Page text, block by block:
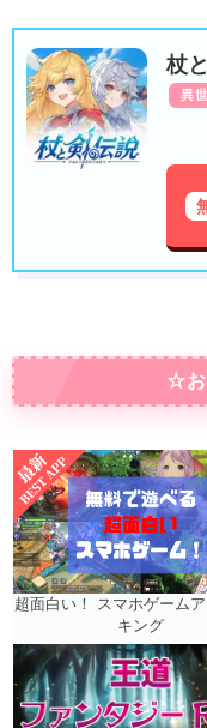
杖
異
☆お
超面白い！ スマホゲーム
キング